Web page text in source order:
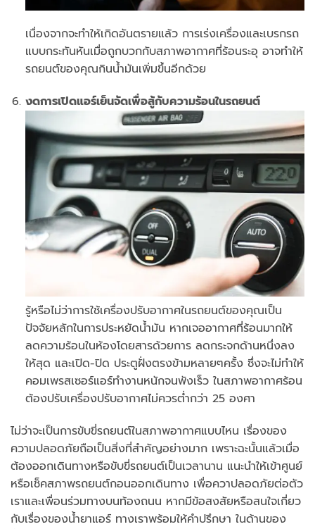
เนื่องจากจะทำให้เกิดอันตรายแล้ว การเร่งเครื่องและเบรกรถ
แบบกระทันหันเมื่อถูกบวกกับสภาพอากาศที่ร้อนระอุ อาจทำให้
รถยนต์ของคุณกินน้ำมันเพิ่มขึ้นอีกด้วย
งดการเปิดแอร์เย็นจัดเพื่อสู้กับความร้อนในรถยนต์
รู้หรือไม่ว่าการใช้เครื่องปรับอากาศในรถยนต์ของคุณเป็น
ปัจจัยหลักในการประหยัดน้ำมัน หากเจออากาศที่ร้อนมากให้
ลดความร้อนในห้องโดยสารด้วยการ ลดกระจกด้านหนึ่งลง
ให้สุด และเปิด-ปิด ประตูฝั่งตรงข้ามหลายๆครั้ง ซึ่งจะไม่ทำให้
คอมเพรสเซอร์แอร์ทำงานหนักจนพังเร็ว ในสภาพอากาศร้อน
ต้องปรับเครื่องปรับอากาศไม่ควรต่ำกว่า 25 องศา
ไม่ว่าจะเป็นการขับขี่รถยนต์ในสภาพอากาศแบบไหน เรื่องของ
ความปลอดภัยถือเป็นสิ่งที่สำคัญอย่างมาก เพราะฉะนั้นแล้วเมื่อ
ต้องออกเดินทางหรือขับขี่รถยนต์เป็นเวลานาน แนะนำให้เข้าศูนย์
หรือเช็คสภาพรถยนต์กอนออกเดินทาง เพื่อควาปลอดภัยต่อตัว
เราและเพื่อนร่วมทางบนท้องถนน หากมีข้อสงสัยหรือสนใจเกี่ยว
กับเรื่องของน้ำยาแอร์ ทางเราพร้อมให้คำปรึกษา ในด้านของ